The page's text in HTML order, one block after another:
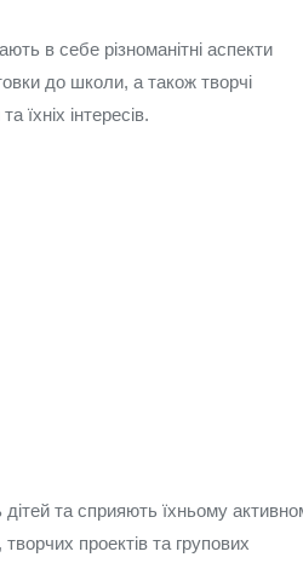
в себе різноманітні аспекти
до школи, а також творчі
їхніх інтересів.
та сприяють їхньому
проектів та групових